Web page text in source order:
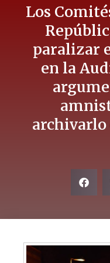
Los
paralizar
en la
archivarlo